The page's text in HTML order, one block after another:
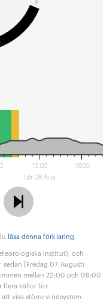
12:00
Lør 08 Aug
18:00
läsa denna förklaring.
institut), och
sedan (Fredag 07 Augusti
mellan 22:00 och 08:00
flera källor för
visa större vindsystem.